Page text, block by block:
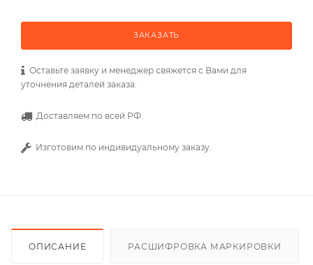
ЗАКАЗАТЬ
Оставьте заявку и менеджер свяжется с Вами для
уточнения деталей заказа.
Доставляем по всей РФ.
Изготовим по индивидуальному заказу.
ОПИСАНИЕ РАСШИФРОВКА МАРКИРОВКИ